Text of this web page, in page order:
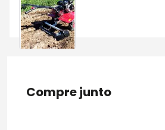
Compre junto